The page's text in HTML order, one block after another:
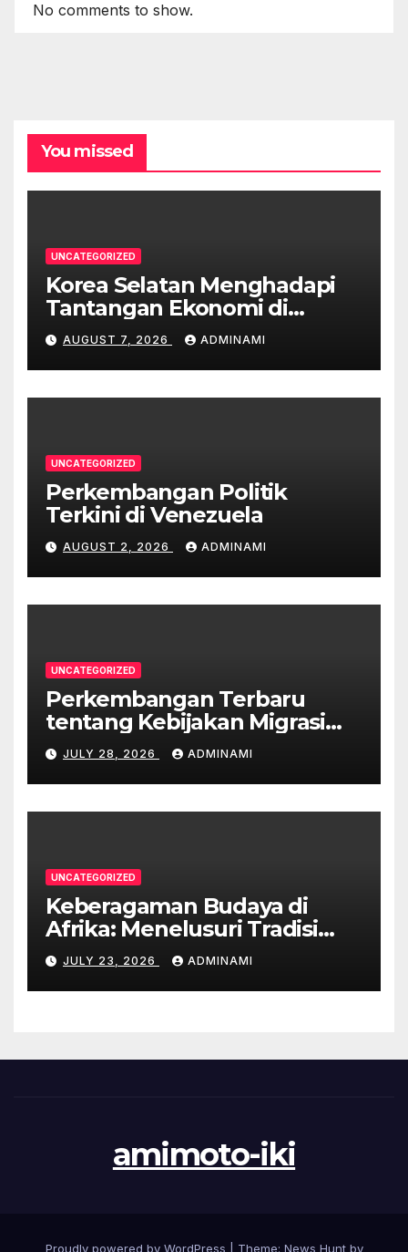
No comments to show.
You missed
UNCATEGORIZED
Korea Selatan Menghadapi
Tantangan Ekonomi di
Tengah Krisis Global
AUGUST 7, 2026 ADMINAMI
UNCATEGORIZED
Perkembangan Politik
Terkini di Venezuela
AUGUST 2, 2026 ADMINAMI
UNCATEGORIZED
Perkembangan Terbaru
tentang Kebijakan Migrasi
Australia
JULY 28, 2026 ADMINAMI
UNCATEGORIZED
Keberagaman Budaya di
Afrika: Menelusuri Tradisi
yang Unik
JULY 23, 2026 ADMINAMI
amimoto-iki
Proudly powered by WordPress Theme: News Hunt by